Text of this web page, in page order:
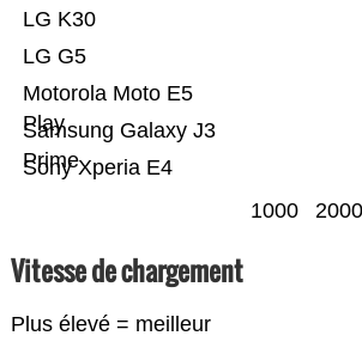
Sony Xperia E4
Samsung Galaxy J3
Prime
Motorola Moto E5
Play
LG G5
LG K30
1000 2000
Vitesse de chargement
Plus élevé = meilleur